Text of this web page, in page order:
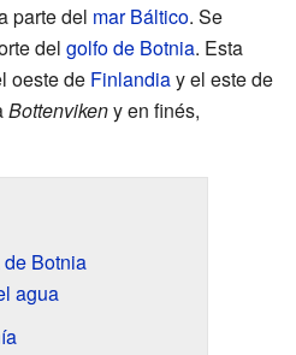
parte del mar Báltico. Se
del golfo de Botnia. Esta
oeste de Finlandiay el este de
Bottenvikeny en finés,
Botnia
agua